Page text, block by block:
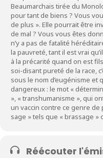
Beaumarchais tirée du
pour tant de biens ? Vous
de plus ». Elle pourrait être
de mal ? Vous vous êtes
n’y a pas de fatalité
la pauvreté, tant il est vrai
à la précarité quand on est
soi-disant pureté de la race,
sous le nom d’eugénisme et
dangereux : le mot «
», « transhumanisme », qui
un vaccin contre ce genre de
sage » tels que « brassage »
Réécouter